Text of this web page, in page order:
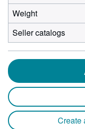
Weight
Seller catalogs
Create